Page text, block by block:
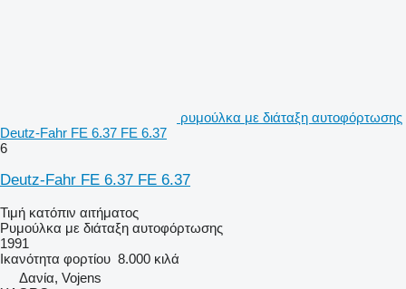
ρυμούλκα με διάταξη αυτοφόρτωσης
Deutz-Fahr FE 6.37 FE 6.37
6
Deutz-Fahr FE 6.37 FE 6.37
Τιμή κατόπιν αιτήματος
Ρυμούλκα με διάταξη αυτοφόρτωσης
1991
Ικανότητα φορτίου 8.000 κιλά
Δανία, Vojens